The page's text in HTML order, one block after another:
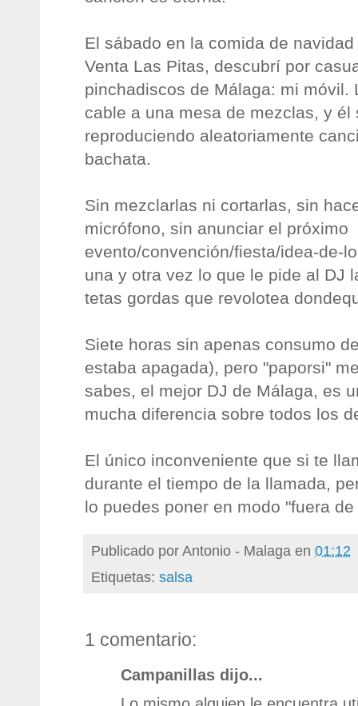
El sábado en la comida de
Venta Las Pitas, descubrí por
pinchadiscos de Málaga: mi móvil.
cable a una mesa de mezclas, y
reproduciendo aleatoriamente
bachata.
Sin mezclarlas ni cortarlas, sin
micrófono, sin anunciar el próximo
evento/convención/fiesta/idea-de-
una y otra vez lo que le pide al DJ
tetas gordas que revolotea
Siete horas sin apenas consumo
estaba apagada), pero "paporsi"
sabes, el mejor DJ de Málaga, es
mucha diferencia sobre todos los
El único inconveniente que si te
durante el tiempo de la llamada,
lo puedes poner en modo "fuera
Publicado porAntonio - Malaga en 01:12
Etiquetas: salsa
1 comentario:
Campanillas dijo...